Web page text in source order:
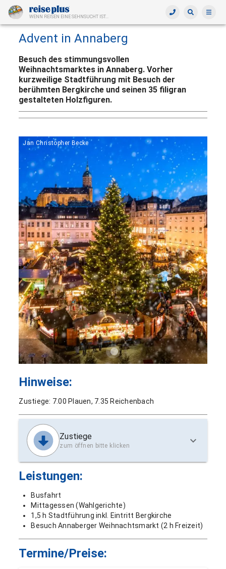
WENN REISEN EINE SEHNSUCHT IST...
Advent in Annaberg
Besuch des stimmungsvollen
Weihnachtsmarktes in Annaberg. Vorher
kurzweilige Stadtführung mit Besuch der
berühmten Bergkirche und seinen 35 filigran
gestalteten Holzfiguren.
Jan Christopher Becke
Hinweise:
Zustiege: 7.00 Plauen, 7.35 Reichenbach
Zustiege
zum öffnen bitte klicken
Leistungen:
Busfahrt
Mittagessen (Wahlgerichte)
1,5 h Stadtführung inkl. Eintritt Bergkirche
Besuch Annaberger Weihnachtsmarkt (2 h Freizeit)
Termine/Preise: